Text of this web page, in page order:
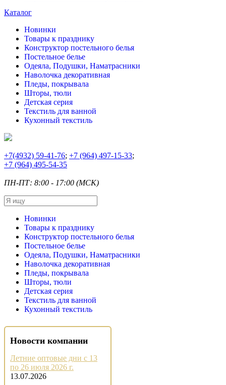
Каталог
Новинки
Товары к празднику
Конструктор постельного белья
Постельное белье
Одеяла, Подушки, Наматрасники
Наволочка декоративная
Пледы, покрывала
Шторы, тюли
Детская серия
Текстиль для ванной
Кухонный текстиль
+7(4932) 59-41-76; +7 (964) 497-15-33;
+7 (964) 495-54-35
ПН-ПТ: 8:00 - 17:00 (МСК)
Новинки
Товары к празднику
Конструктор постельного белья
Постельное белье
Одеяла, Подушки, Наматрасники
Наволочка декоративная
Пледы, покрывала
Шторы, тюли
Детская серия
Текстиль для ванной
Кухонный текстиль
Новости компании
Летние оптовые дни с 13
по 26 июля 2026 г.
13.07.2026